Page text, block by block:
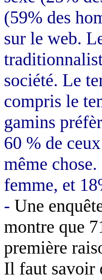
(59% des
sur le web.
société. Le
compris le
gamins
60 % de
même
femme, et
- Une
montre que
première
Il faut savoir